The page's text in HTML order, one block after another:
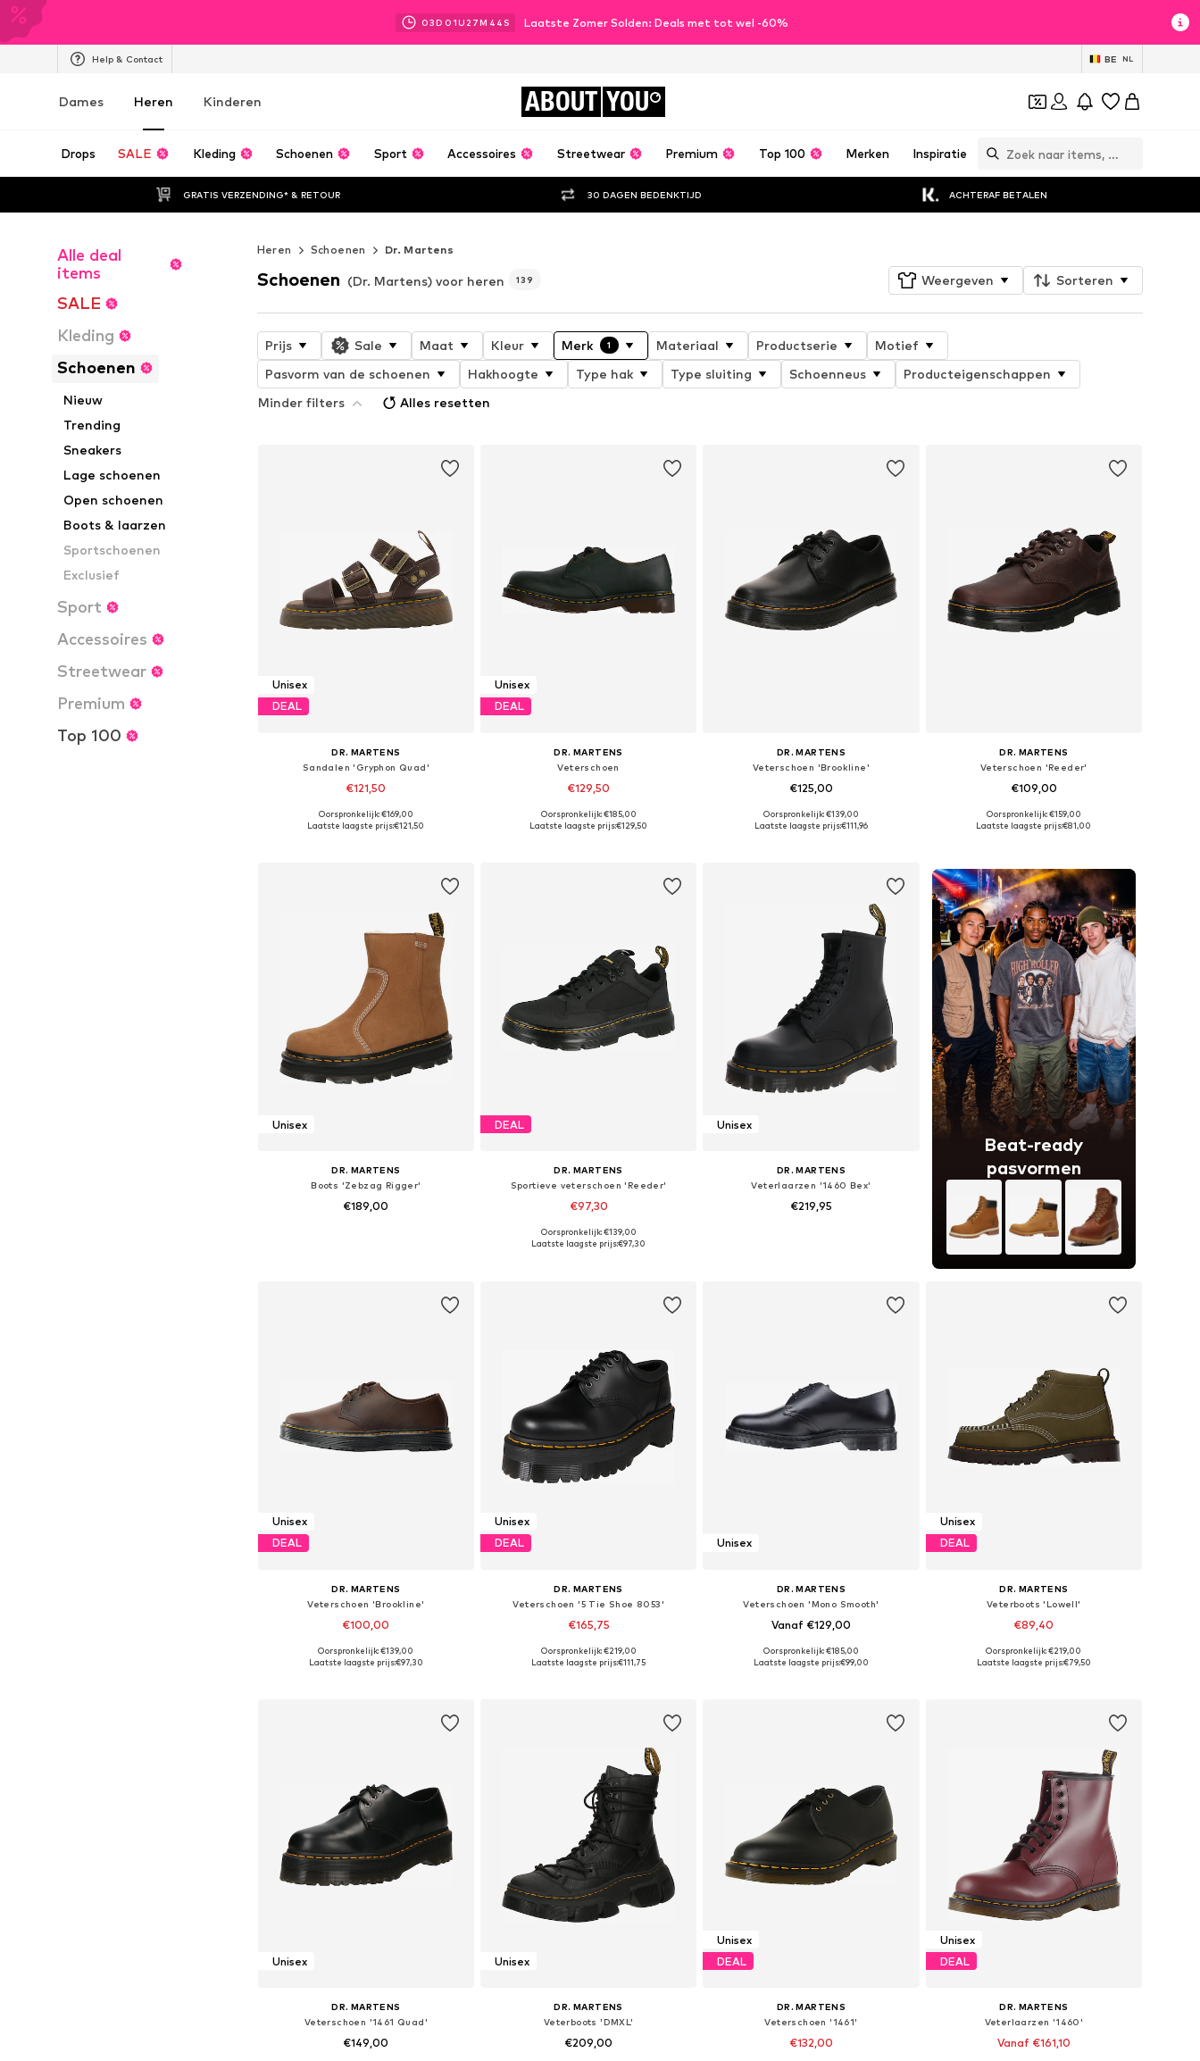
03D 01U 27M 42 S Laatste Zomer Solden: Deals met tot wel -60%
Help & Contact BE NL
Dames Heren Kinderen ABOUT YOU
Drops SALE Kleding Schoenen Sport Accessoires Streetwear Premium Top 100 Merken Inspiratie
GRATIS VERZENDING* & RETOUR 30 DAGEN BEDENKTIJD ACHTERAF BETALEN
Alle deal
items
SALE
Kleding
Schoenen
Nieuw
Trending
Sneakers
Lage schoenen
Open schoenen
Boots & laarzen
Sportschoenen
Exclusief
Sport
Accessoires
Streetwear
Premium
Top 100
Heren Schoenen Dr. Martens
Schoenen (Dr. Martens) voor heren 139 Weergeven Sorteren
Prijs Sale Maat Kleur Merk 1 Materiaal Productserie
Motief
Pasvorm van de schoenen
Hakhoogte Type hak Type sluiting Schoenneus
Producteigenschappen
Minder filters
Alles resetten
Unisex
DEAL
DR. MARTENS
Sandalen 'Gryphon Quad'
€121,50
Beschikbaar in vele maten
Oorspronkelijk: €169,00
Laatste laagste prijs:€121,50
Unisex
DEAL
DR. MARTENS
Veterschoen
€129,50
Beschikbaar in vele maten
Oorspronkelijk: €185,00
Laatste laagste prijs:€129,50
DR. MARTENS
Veterschoen 'Brookline'
€125,00
Beschikbaar in vele maten
Oorspronkelijk: €139,00
Laatste laagste prijs:€111,96
DR. MARTENS
Veterschoen 'Reeder'
€109,00
Beschikbaar in vele maten
Oorspronkelijk: €159,00
Laatste laagste prijs:€81,00
Unisex
DR. MARTENS
Boots 'Zebzag Rigger'
€189,00
DEAL
DR. MARTENS
Sportieve veterschoen 'Reeder'
€97,30
Beschikbaar in vele maten
Oorspronkelijk: €139,00
Laatste laagste prijs:€97,30
Unisex
DR. MARTENS
Veterlaarzen '1460 Bex'
€219,95
Beat-ready
pasvormen
Unisex
DEAL
DR. MARTENS
Veterschoen 'Brookline'
€100,00
Beschikbaar in vele maten
Oorspronkelijk: €139,00
Laatste laagste prijs:€97,30
Unisex
DEAL
DR. MARTENS
Veterschoen '5 Tie Shoe 8053'
€165,75
Beschikbaar in vele maten
Oorspronkelijk: €219,00
Laatste laagste prijs:€111,75
Unisex
DR. MARTENS
Veterschoen 'Mono Smooth'
Vanaf €129,00
Beschikbaar in vele maten
Oorspronkelijk: €185,00
Laatste laagste prijs:€99,00
Unisex
DEAL
DR. MARTENS
Veterboots 'Lowell'
€89,40
Beschikbaar in vele maten
Oorspronkelijk: €219,00
Laatste laagste prijs:€79,50
Unisex
DR. MARTENS
Veterschoen '1461 Quad'
€149,00
Unisex
DR. MARTENS
Veterboots 'DMXL'
€209,00
Unisex
DEAL
DR. MARTENS
Veterschoen '1461'
€132,00
Unisex
DEAL
DR. MARTENS
Veterlaarzen '1460'
Vanaf €161,10